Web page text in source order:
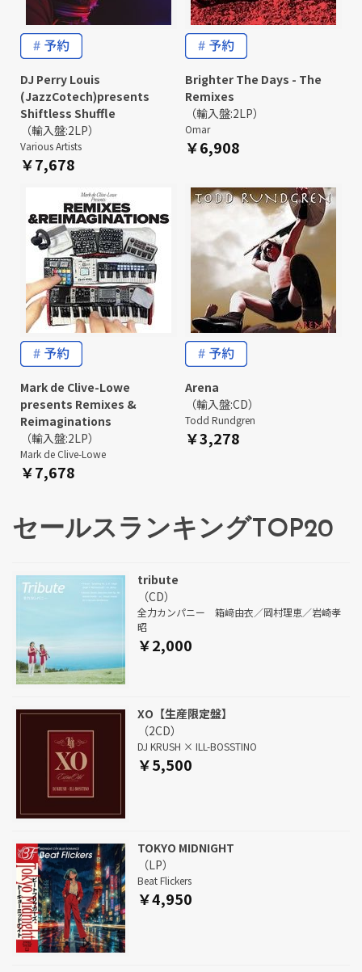
DJ Perry Louis
(JazzCotech)presents
Shiftless Shuffle
（輸入盤:2LP）
Various Artists
￥7,678
Brighter The Days - The
Remixes
（輸入盤:2LP）
Omar
￥6,908
Mark de Clive-Lowe
presents Remixes &
Reimaginations
（輸入盤:2LP）
Mark de Clive-Lowe
￥7,678
Arena
（輸入盤:CD）
Todd Rundgren
￥3,278
セールスランキングTOP20
tribute
（CD）
全力カンパニー 箱﨑由衣／岡村理恵／岩崎孝
昭
￥2,000
XO【生産限定盤】
（2CD）
DJ KRUSH × ILL-BOSSTINO
￥5,500
TOKYO MIDNIGHT
（LP）
Beat Flickers
￥4,950